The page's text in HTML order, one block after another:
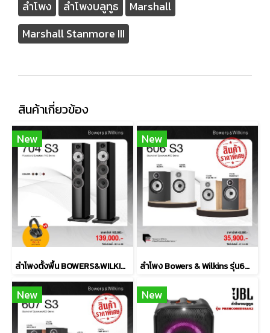
ลำโพง ลำโพงบลูทูธ
Marshall
Marshall Stanmore III
สินค้าเกี่ยวข้อง
New
ลำโพงตั้งพื้น BOWERS&WILKINS รุ่น 704 S3
New
ลำโพง Bowers & Wilkins รุ่น606 S3
New New